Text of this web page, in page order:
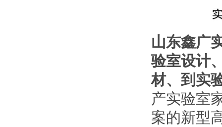
山东鑫广
验室设计
材、到实
产实验室
案的新型